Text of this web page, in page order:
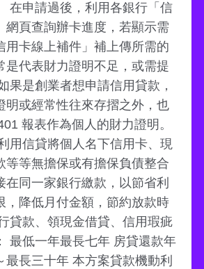
在申請過後，利用各銀行「信
網頁查詢辦卡進度，若顯示需
用卡線上補件」補上傳所需的
是代表財力證明不足，或需提
果是創業者想申請信用貸款，
明或經常性往來存摺之外，也
報表作為個人的財力證明。
用信貸將個人名下信用卡、現
等等無擔保或有擔保負債整合
在同一家銀行繳款，以節省利
，降低月付金額，節約放款時
貸款、領現金借貸、信用瑕疵
最低一年最長七年 房貸還款年
最長三十年 本方案貸款機動利